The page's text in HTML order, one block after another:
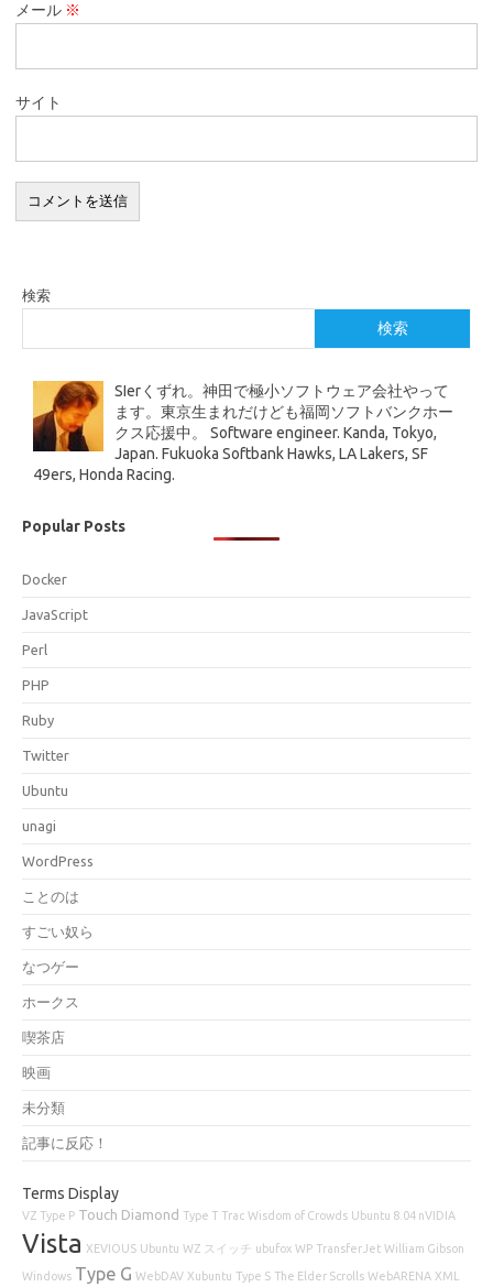
メール ※
サイト
検索
検索
SIerくずれ。神田で極小ソフトウェア会社やって
ます。東京生まれだけども福岡ソフトバンクホー
クス応援中。 Software engineer. Kanda, Tokyo,
Japan. Fukuoka Softbank Hawks, LA Lakers, SF
49ers, Honda Racing.
Popular Posts
Docker
JavaScript
Perl
PHP
Ruby
Twitter
Ubuntu
unagi
WordPress
ことのは
すごい奴ら
なつゲー
ホークス
喫茶店
映画
未分類
記事に反応！
Terms Display
VZ Type P Touch Diamond Type T Trac Wisdom of Crowds Ubuntu 8.04 nVIDIA
Vista XEVIOUS Ubuntu WZ スイッチ ubufox WP TransferJet William Gibson
Windows Type G WebDAV Xubuntu Type S The Elder Scrolls WebARENA XML